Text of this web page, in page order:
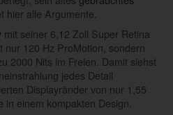
hier alle Argumente.
mit seiner 6,12 Zoll Super Retina
nur 120 Hz ProMotion, sondern
2000 Nits im Freien. Damit siehst
jedes Detail
Displayränder von nur 1,55
in einem kompakten Design.